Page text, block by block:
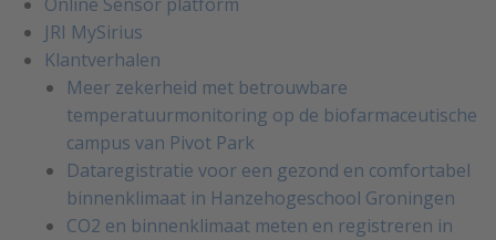
Online Sensor platform
JRI MySirius
Klantverhalen
Meer zekerheid met betrouwbare
temperatuurmonitoring op de biofarmaceutische
campus van Pivot Park
Dataregistratie voor een gezond en comfortabel
binnenklimaat in Hanzehogeschool Groningen
CO2 en binnenklimaat meten en registreren in